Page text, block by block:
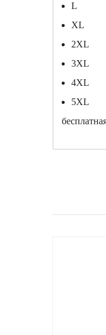
L
XL
2XL
3XL
4XL
5XL